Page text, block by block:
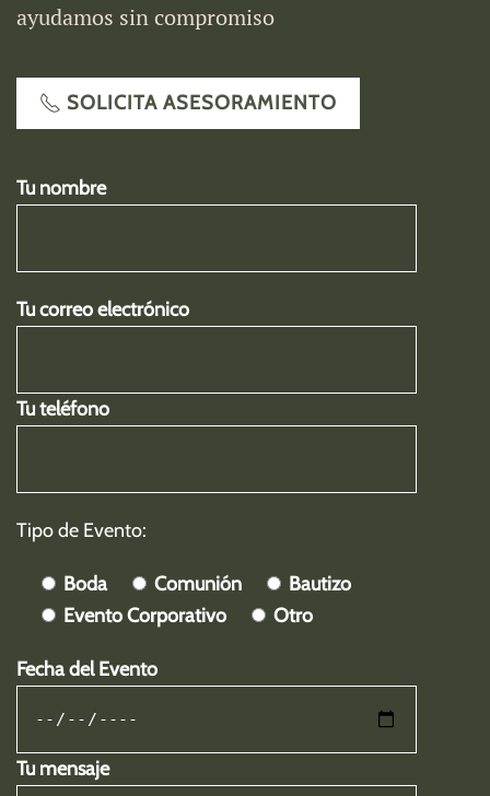
ayudamos sin compromiso
SOLICITA ASESORAMIENTO
Tu nombre
Tu correo electrónico
Tu teléfono
Tipo de Evento:
Boda Comunión
Bautizo
Evento Corporativo
Otro
Fecha del Evento
Tu mensaje